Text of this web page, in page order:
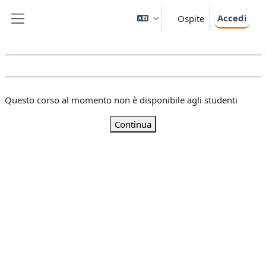
Ospite Accedi
Questo corso al momento non è disponibile agli studenti
Continua